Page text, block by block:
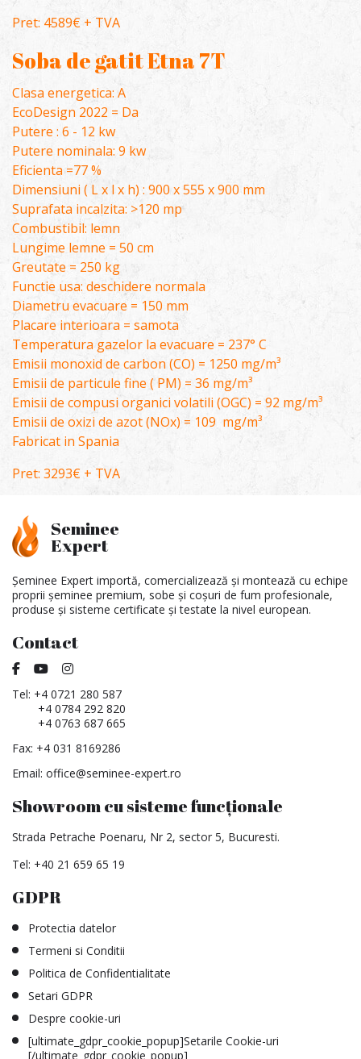
Pret: 4589€ + TVA
Soba de gatit Etna 7T
Clasa energetica: A
EcoDesign 2022 = Da
Putere : 6 - 12 kw
Putere nominala: 9 kw
Eficienta =77 %
Dimensiuni ( L x l x h) : 900 x 555 x 900 mm
Suprafata incalzita: >120 mp
Combustibil: lemn
Lungime lemne = 50 cm
Greutate = 250 kg
Functie usa: deschidere normala
Diametru evacuare = 150 mm
Placare interioara = samota
Temperatura gazelor la evacuare = 237° C
Emisii monoxid de carbon (CO) = 1250 mg/m³
Emisii de particule fine ( PM) = 36 mg/m³
Emisii de compusi organici volatili (OGC) = 92 mg/m³
Emisii de oxizi de azot (NOx) = 109 mg/m³
Fabricat in Spania
Pret: 3293€ + TVA
Seminee
Expert
Șeminee Expert importă, comercializează și montează cu echipe
proprii șeminee premium, sobe și coșuri de fum profesionale,
produse și sisteme certificate și testate la nivel european.
Contact
Tel: +4 0721 280 587
+4 0784 292 820
+4 0763 687 665
Fax: +4 031 8169286
Email: office@seminee-expert.ro
Showroom cu sisteme funcționale
Strada Petrache Poenaru, Nr 2, sector 5, Bucuresti.
Tel: +40 21 659 65 19
GDPR
Protectia datelor
Termeni si Conditii
Politica de Confidentialitate
Setari GDPR
Despre cookie-uri
[ultimate_gdpr_cookie_popup]Setarile Cookie-uri
[/ultimate_gdpr_cookie_popup]